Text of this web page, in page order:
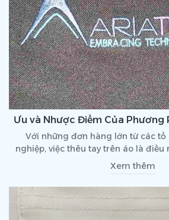
Ưu và Nhược Điểm Của Phương
Với những đơn hàng lớn từ các tổ
nghiệp, việc thêu tay trên áo là điều
phí cũng như là thời
Xem thêm